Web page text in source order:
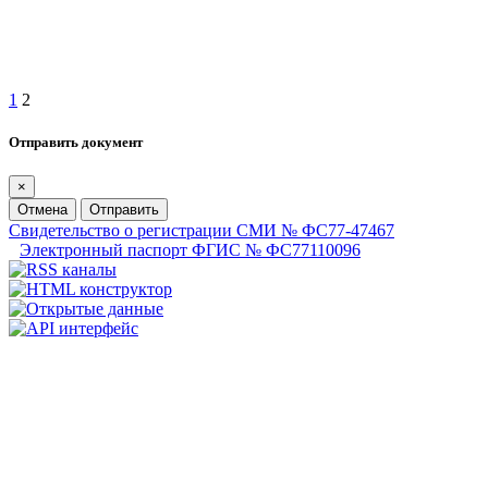
1 2
Отправить документ
×
Отмена
Отправить
Свидетельство о регистрации СМИ № ФС77-47467
Электронный паспорт ФГИС № ФС77110096